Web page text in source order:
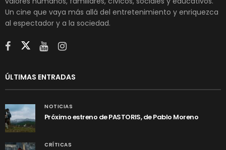
Un cine que vaya más allá del entretenimiento y enriquezca
al espectador y a la sociedad.
ÚLTIMAS ENTRADAS
NOTICIAS
Próximo estreno de PASTORIS, de Pablo Moreno
CRÍTICAS